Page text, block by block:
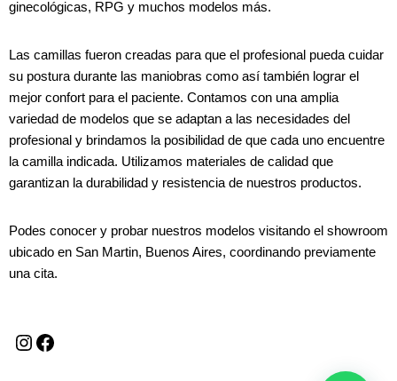
ginecológicas, RPG y muchos modelos más.
Las camillas fueron creadas para que el profesional pueda cuidar
su postura durante las maniobras como así también lograr el
mejor confort para el paciente. Contamos con una amplia
variedad de modelos que se adaptan a las necesidades del
profesional y brindamos la posibilidad de que cada uno encuentre
la camilla indicada. Utilizamos materiales de calidad que
garantizan la durabilidad y resistencia de nuestros productos.
Podes conocer y probar nuestros modelos visitando el showroom
ubicado en San Martin, Buenos Aires, coordinando previamente
una cita.